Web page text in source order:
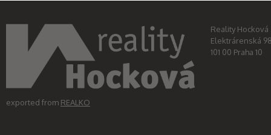
exported from REALKO
Reality Hocková
Elektrárenská
101 00 Praha 10